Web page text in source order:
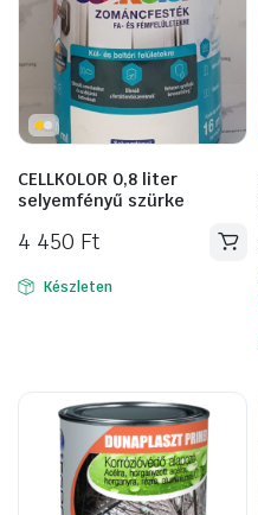
CELLKOLOR 0,8 liter
selyemfényű szürke
4 450 Ft
Készleten